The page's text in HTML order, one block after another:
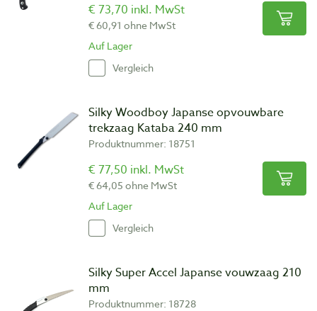
€ 73,70 inkl. MwSt
€ 60,91 ohne MwSt
Auf Lager
Vergleich
Silky Woodboy Japanse opvouwbare
trekzaag Kataba 240 mm
Produktnummer: 18751
€ 77,50 inkl. MwSt
€ 64,05 ohne MwSt
Auf Lager
Vergleich
Silky Super Accel Japanse vouwzaag 210
mm
Produktnummer: 18728